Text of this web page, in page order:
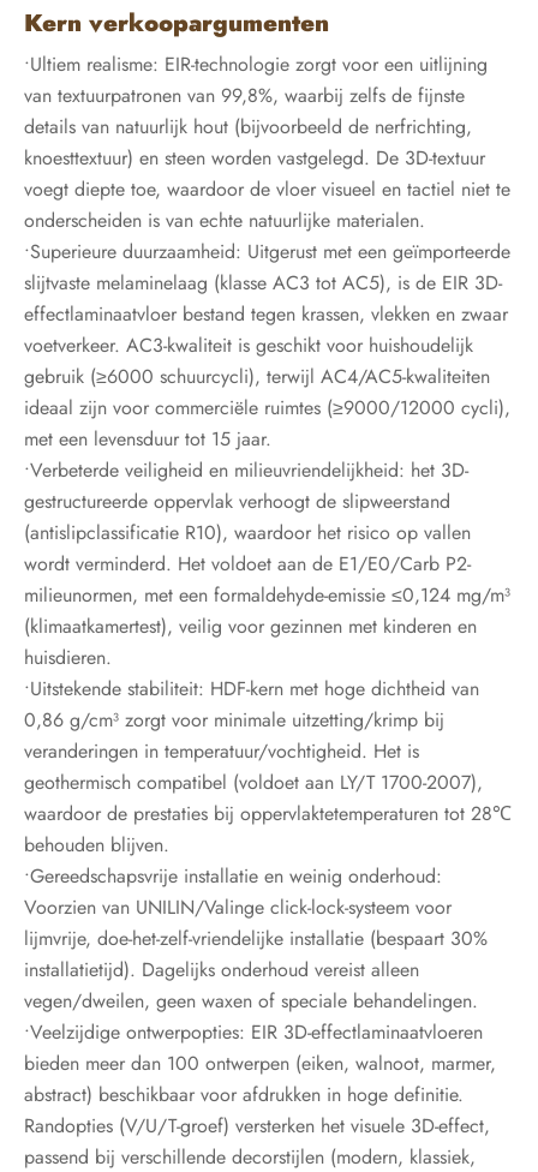
Kern verkoopargumenten
•Ultiem realisme: EIR-technologie zorgt voor een uitlijning
van textuurpatronen van 99,8%, waarbij zelfs de fijnste
details van natuurlijk hout (bijvoorbeeld de nerfrichting,
knoesttextuur) en steen worden vastgelegd. De 3D-textuur
voegt diepte toe, waardoor de vloer visueel en tactiel niet te
onderscheiden is van echte natuurlijke materialen.
•Superieure duurzaamheid: Uitgerust met een geïmporteerde
slijtvaste melaminelaag (klasse AC3 tot AC5), is de EIR 3D-
effectlaminaatvloer bestand tegen krassen, vlekken en zwaar
voetverkeer. AC3-kwaliteit is geschikt voor huishoudelijk
gebruik (≥6000 schuurcycli), terwijl AC4/AC5-kwaliteiten
ideaal zijn voor commerciële ruimtes (≥9000/12000 cycli),
met een levensduur tot 15 jaar.
•Verbeterde veiligheid en milieuvriendelijkheid: het 3D-
gestructureerde oppervlak verhoogt de slipweerstand
(antislipclassificatie R10), waardoor het risico op vallen
wordt verminderd. Het voldoet aan de E1/E0/Carb P2-
milieunormen, met een formaldehyde-emissie ≤0,124 mg/m³
(klimaatkamertest), veilig voor gezinnen met kinderen en
huisdieren.
•Uitstekende stabiliteit: HDF-kern met hoge dichtheid van
0,86 g/cm³ zorgt voor minimale uitzetting/krimp bij
veranderingen in temperatuur/vochtigheid. Het is
geothermisch compatibel (voldoet aan LY/T 1700-2007),
waardoor de prestaties bij oppervlaktetemperaturen tot 28℃
behouden blijven.
•Gereedschapsvrije installatie en weinig onderhoud:
Voorzien van UNILIN/Valinge click-lock-systeem voor
lijmvrije, doe-het-zelf-vriendelijke installatie (bespaart 30%
installatietijd). Dagelijks onderhoud vereist alleen
vegen/dweilen, geen waxen of speciale behandelingen.
•Veelzijdige ontwerpopties: EIR 3D-effectlaminaatvloeren
bieden meer dan 100 ontwerpen (eiken, walnoot, marmer,
abstract) beschikbaar voor afdrukken in hoge definitie.
Randopties (V/U/T-groef) versterken het visuele 3D-effect,
passend bij verschillende decorstijlen (modern, klassiek,